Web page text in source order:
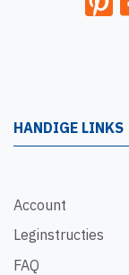
HANDIGE LINKS
Account
Leginstructies
FAQ